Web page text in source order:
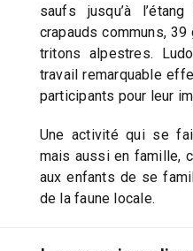
saufs jusqu’à
crapauds communs,
tritons alpestres.
travail remarquable
participants pour leur
Une activité qui se
mais aussi en famille,
aux enfants de se
de la faune locale.